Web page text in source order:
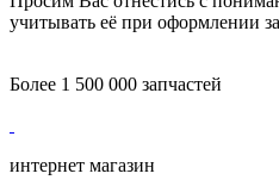
учитывать её при оформлении
Более 1 500 000 запчастей
интернет магазин